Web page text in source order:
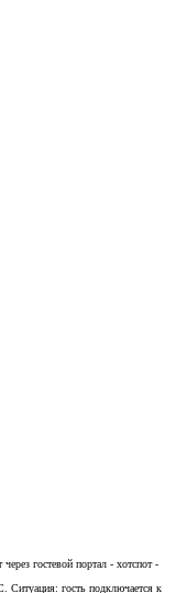
гостевой портал - хотспот -
Ситуация: гость подключается к